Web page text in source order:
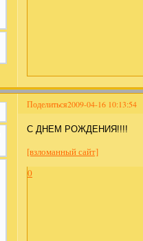
Поделиться2009-04-16 10:13:54
С ДНЕМ РОЖДЕНИЯ!!!!
[взломанный сайт]
0